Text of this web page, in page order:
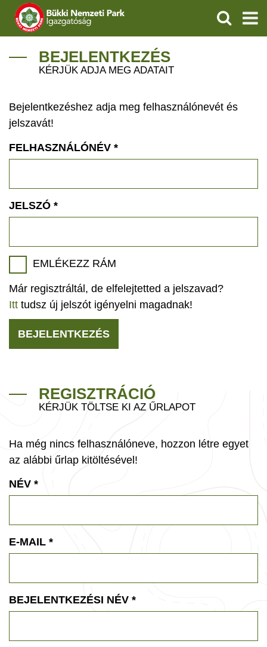
IGAZGATÓSÁG
VÍZVÉDELEM
ÖKOTURIZMUS
GEOPARKOK
KERESÉS
BEJELENTKEZÉS
KÉRJÜK ADJA MEG ADATAIT
Bejelentkezéshez adja meg felhasználónevét és
jelszavát!
FELHASZNÁLÓNÉV *
JELSZÓ *
EMLÉKEZZ RÁM
Már regisztráltál, de elfelejtetted a jelszavad?
Itt tudsz új jelszót igényelni magadnak!
BEJELENTKEZÉS
REGISZTRÁCIÓ
KÉRJÜK TÖLTSE KI AZ ŰRLAPOT
Ha még nincs felhasználóneve, hozzon létre egyet
az alábbi űrlap kitöltésével!
NÉV *
E-MAIL *
BEJELENTKEZÉSI NÉV *